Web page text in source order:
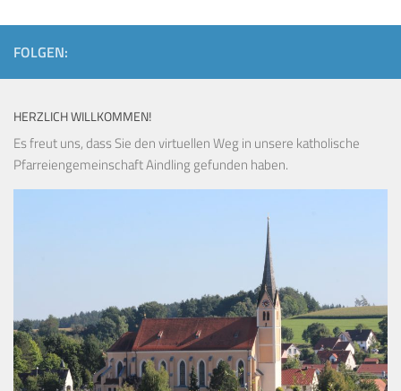
FOLGEN:
HERZLICH WILLKOMMEN!
Es freut uns, dass Sie den virtuellen Weg in unsere katholische
Pfarreiengemeinschaft Aindling gefunden haben.